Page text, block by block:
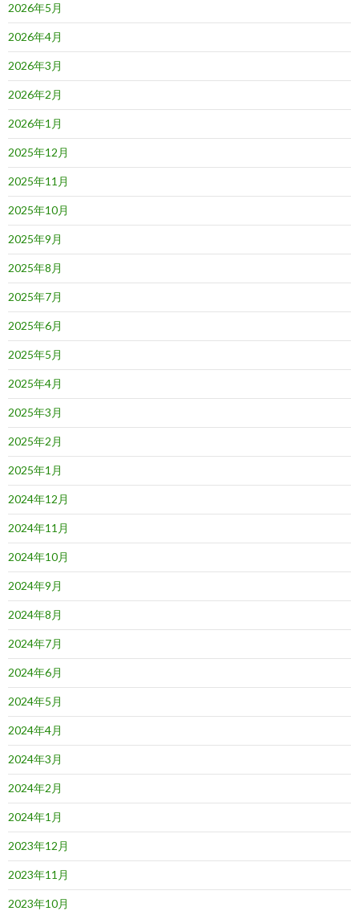
2026年5月
2026年4月
2026年3月
2026年2月
2026年1月
2025年12月
2025年11月
2025年10月
2025年9月
2025年8月
2025年7月
2025年6月
2025年5月
2025年4月
2025年3月
2025年2月
2025年1月
2024年12月
2024年11月
2024年10月
2024年9月
2024年8月
2024年7月
2024年6月
2024年5月
2024年4月
2024年3月
2024年2月
2024年1月
2023年12月
2023年11月
2023年10月